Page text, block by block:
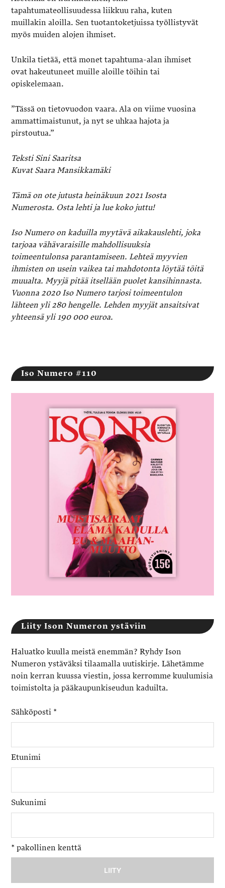
tapahtumateollisuudessa liikkuu raha, kuten
muillakin aloilla. Sen tuotantoketjuissa työllistyvät
myös muiden alojen ihmiset.
Unkila tietää, että monet tapahtuma-alan ihmiset
ovat hakeutuneet muille aloille töihin tai
opiskelemaan.
”Tässä on tietovuodon vaara. Ala on viime vuosina
ammattimaistunut, ja nyt se uhkaa hajota ja
pirstoutua.”
Teksti Sini Saaritsa
Kuvat Saara Mansikkamäki
Tämä on ote jutusta heinäkuun 2021 Isosta
Numerosta. Osta lehti ja lue koko juttu!
Iso Numero on kaduilla myytävä aikakauslehti, joka
tarjoaa vähävaraisille mahdollisuuksia
toimeentulonsa parantamiseen. Lehteä myyvien
ihmisten on usein vaikea tai mahdotonta löytää töitä
muualta. Myyjä pitää itsellään puolet kansihinnasta.
Vuonna 2020 Iso Numero tarjosi toimeentulon
lähteen yli 280 hengelle. Lehden myyjät ansaitsivat
yhteensä yli 190 000 euroa.
Iso Numero #110
Liity Ison Numeron ystäviin
Haluatko kuulla meistä enemmän? Ryhdy Ison
Numeron ystäväksi tilaamalla uutiskirje. Lähetämme
noin kerran kuussa viestin, jossa kerromme kuulumisia
toimistolta ja pääkaupunkiseudun kaduilta.
Sähköposti *
Etunimi
Sukunimi
* pakollinen kenttä